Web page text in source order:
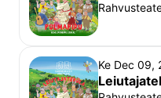
Ke Dec 09,